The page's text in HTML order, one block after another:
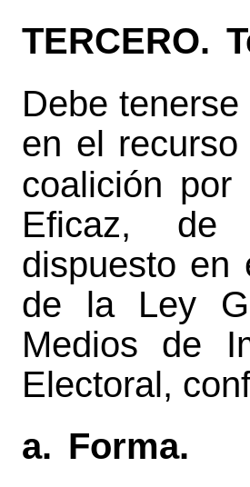
TERCERO.
Debe
en el
coalición por
Eficaz, de
dispuesto en
de la Ley
Medios de
Electoral,
a. Forma.